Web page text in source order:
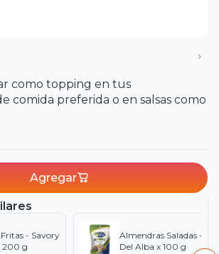
como topping en tus
comida preferida o en salsas como
Agregar
- Savory
200 g
Almendras Saladas -
Del Alba x 100 g